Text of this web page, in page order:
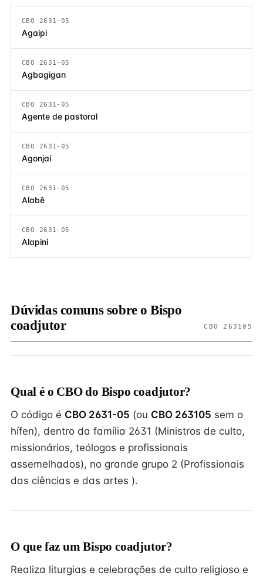
CBO 2631-05
Agaipi
CBO 2631-05
Agbagigan
CBO 2631-05
Agente de pastoral
CBO 2631-05
Agonjaí
CBO 2631-05
Alabê
CBO 2631-05
Alapini
Dúvidas comuns sobre o Bispo
coadjutor
CBO 263105
Qual é o CBO do Bispo coadjutor?
O código é CBO 2631-05 (ou CBO 263105 sem o
hífen), dentro da família 2631 (Ministros de culto,
missionários, teólogos e profissionais
assemelhados), no grande grupo 2 (Profissionais
das ciências e das artes ).
O que faz um Bispo coadjutor?
Realiza liturgias e celebrações de culto religioso e